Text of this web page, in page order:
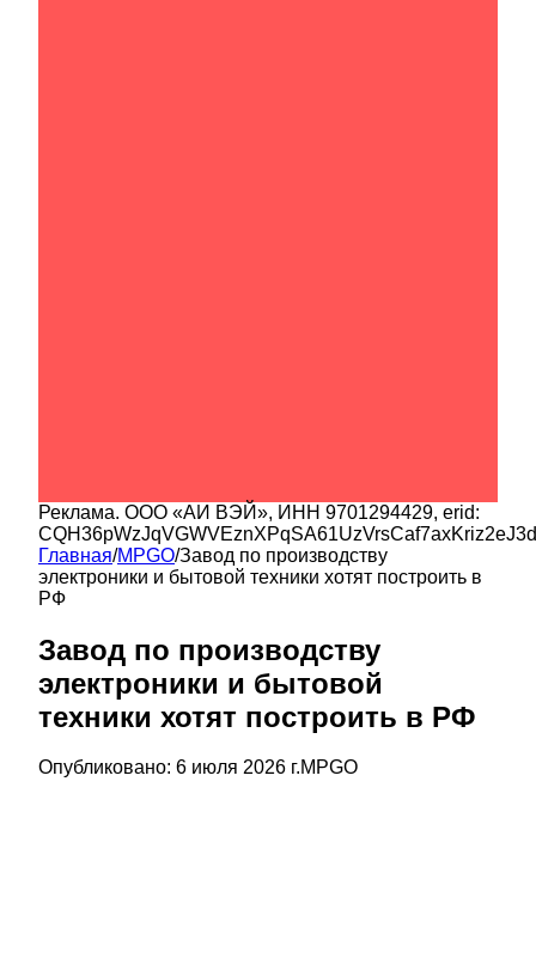
Реклама. ООО «АИ ВЭЙ», ИНН 9701294429, erid:
Главная/MPGO/Завод по производству
электроники и бытовой техники хотят построить в
РФ
Завод по производству
электроники и бытовой
техники хотят построить в РФ
Опубликовано: 6 июля 2026 г.MPGO